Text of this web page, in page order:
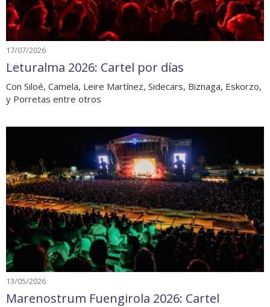
17/07/2026
Leturalma 2026: Cartel por días
Con Siloé, Camela, Leire Martínez, Sidecars, Biznaga, Eskorzo,
y Porretas entre otros
13/05/2026
Marenostrum Fuengirola 2026: Cartel